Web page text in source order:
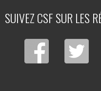
SUIVEZ CSF SUR LES